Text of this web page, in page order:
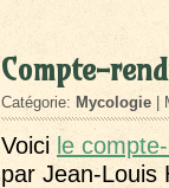
Compte-
Catégorie: Mycologie |
Voici le
par Jean-Louis